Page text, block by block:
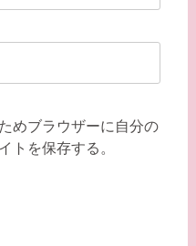
めブラウザーに自分の
トを保存する。